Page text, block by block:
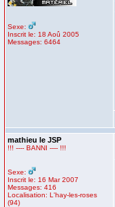
Sexe:
Inscrit le: 18 Aoû 2005
Messages: 6464
mathieu le JSP
!!! ---- BANNI ---- !!!
Sexe:
Inscrit le: 16 Mar 2007
Messages: 416
Localisation: L'hay-les-roses
(94)